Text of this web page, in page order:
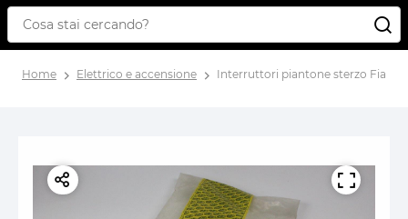
Home Elettrico e accensione Interruttori piantone sterzo Fiat